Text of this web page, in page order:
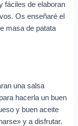
fáciles de elaboran
Os enseñaré el
masa de patata
una salsa
hacerla un buen
y buen aceite
y a disfrutar.